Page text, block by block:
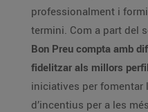
professionalment i
termini. Com a part del
Bon Preu compta amb
fidelitzar als millors
iniciatives per fomentar
d’incentius per a les